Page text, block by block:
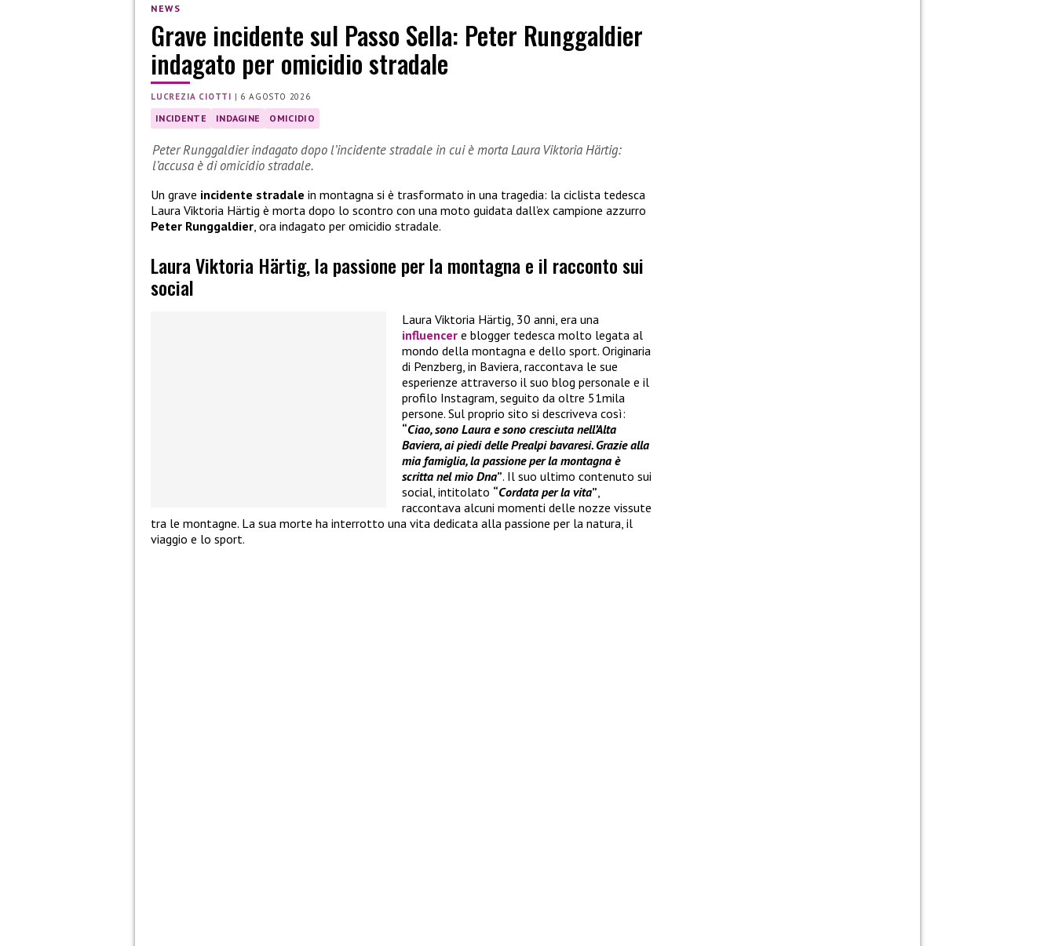
NEWS
Grave incidente sul Passo Sella: Peter Runggaldier
indagato per omicidio stradale
LUCREZIA CIOTTI | 6 AGOSTO 2026
INCIDENTE INDAGINE OMICIDIO
Peter Runggaldier indagato dopo l’incidente stradale in cui è morta Laura Viktoria Härtig:
l’accusa è di omicidio stradale.
Un grave incidente stradale in montagna si è trasformato in una tragedia: la ciclista tedesca
Laura Viktoria Härtig è morta dopo lo scontro con una moto guidata dall’ex campione azzurro
Peter Runggaldier , ora indagato per omicidio stradale.
Laura Viktoria Härtig, la passione per la montagna e il racconto sui
social
Laura Viktoria Härtig, 30 anni, era una
influencer e blogger tedesca molto legata al
mondo della montagna e dello sport. Originaria
di Penzberg, in Baviera, raccontava le sue
esperienze attraverso il suo blog personale e il
profilo Instagram, seguito da oltre 51mila
persone. Sul proprio sito si descriveva così:
“Ciao, sono Laura e sono cresciuta nell’Alta
Baviera, ai piedi delle Prealpi bavaresi. Grazie alla
mia famiglia, la passione per la montagna è
scritta nel mio Dna”. Il suo ultimo contenuto sui
social, intitolato “Cordata per la vita”,
raccontava alcuni momenti delle nozze vissute
tra le montagne. La sua morte ha interrotto una vita dedicata alla passione per la natura, il
viaggio e lo sport.